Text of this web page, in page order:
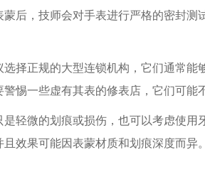
，技师会对手表进行严格的密封测
正规的大型连锁机构，它们通常能
惕一些虚有其表的修表店，它们可能
微的划痕或损伤，也可以考虑使用
效果可能因表蒙材质和划痕深度而异